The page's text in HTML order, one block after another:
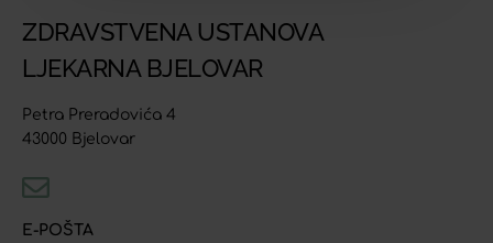
ZDRAVSTVENA USTANOVA
LJEKARNA BJELOVAR
Petra Preradovića 4
43000 Bjelovar
E-POŠTA